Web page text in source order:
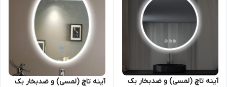
آینه تاچ (لمسی) و ضدبخار بک
آینه تاچ (لمسی) و ضدبخار بک